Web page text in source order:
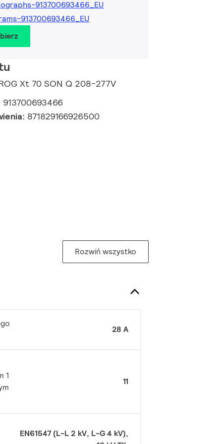
913700693466_EU
913700693466_EU
Xt 70 SON Q 208-277V
913700693466
871829166926500
Rozwiń wszystko
28 A
1
11
EN61547 (L-L 2 kV, L-G 4 kV),